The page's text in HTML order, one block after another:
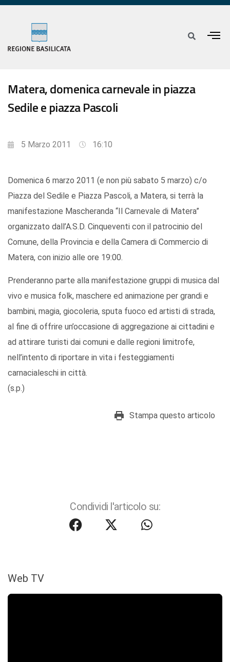
Matera, domenica carnevale in piazza
Sedile e piazza Pascoli
5 Marzo 2011 16:10
Domenica 6 marzo 2011 (e non più sabato 5 marzo) c/o
Piazza del Sedile e Piazza Pascoli, a Matera, si terrà la
manifestazione Mascheranda “Il Carnevale di Matera”
organizzato dall’A.S.D. Cinqueventi con il patrocinio del
Comune, della Provincia e della Camera di Commercio di
Matera, con inizio alle ore 19:00.
Prenderanno parte alla manifestazione gruppi di musica dal
vivo e musica folk, maschere ed animazione per grandi e
bambini, magia, giocoleria, sputa fuoco ed artisti di strada,
al fine di offrire un’occasione di aggregazione ai cittadini e
ad attirare turisti dai comuni e dalle regioni limitrofe,
nell’intento di riportare in vita i festeggiamenti
carnacialeschi in città.
(s.p.)
Stampa questo articolo
Condividi l'articolo su:
Web TV